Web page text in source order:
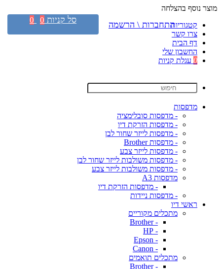
מוצר נוסף בהצלחה
קטגוריות
צרו קשר
דף הבית
החשבון שלי
0 עגלת קניות
מדפסות
- מדפסות סובלימציה
- מדפסות הזרקת דיו
- מדפסות לייזר שחור לבן
- מדפסות Brother
- מדפסות לייזר צבע
- מדפסות משולבות לייזר שחור לבן
- מדפסות משולבות לייזר צבע
מדפסות A3
- מדפסות הזרקת דיו
- מדפסות ניידות
ראשי דיו
מתכלים מקוריים
- Brother
- HP
- Epson
- Canon
מתכלים תואמים
- Brother
התחברות \ הרשמה סל קניות 0
0